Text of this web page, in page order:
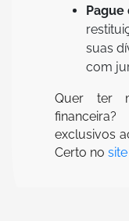
Pague
suas
com
Quer ter
exclusivos
Certo no site